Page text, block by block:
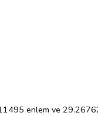
enlem ve